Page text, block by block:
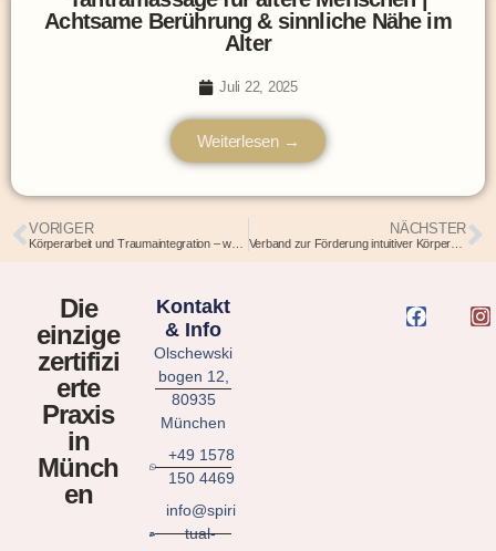
Achtsame Berührung & sinnliche Nähe im
Alter
Juli 22, 2025
Weiterlesen →
VORIGER
Körperarbeit und Traumaintegration – wenn Heilung durch den Körper geschieht
NÄCHSTER
Die
einzige
zertifizi
erte
Praxis
in
Münch
en
Kontakt
& Info
Olschewski
bogen 12,
80935
München
+49 1578
150 4469
info@spiri
tual-